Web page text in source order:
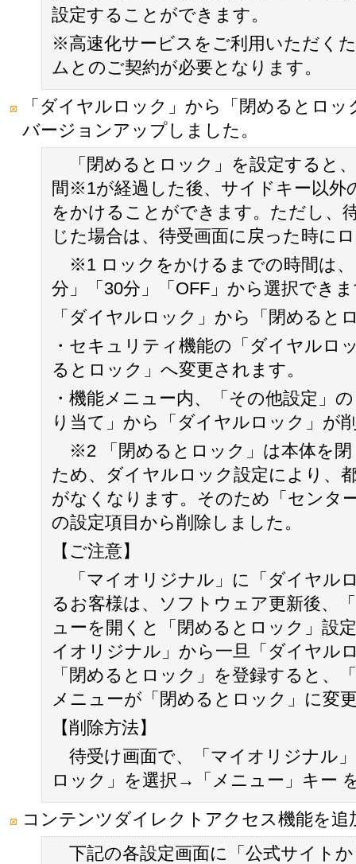
設定することができます。
※高速化サービスをご利用いただく
ムとのご契約が必要となります。
「ダイヤルロック」から「閉めるとロ
バージョンアップしました。
「閉めるとロック」を設定すると
間※1が経過した後、サイドキー以外
をかけることができます。ただし、
じた場合は、待受画面に戻った時に
※1 ロックをかけるまでの時間は、
分」「30分」「OFF」から選択でき
「ダイヤルロック」から「閉めると
・セキュリティ機能の「ダイヤルロ
るとロック」へ変更されます。
・機能メニュー内、「その他設定」
り当て」から「ダイヤルロック」が
※2 「閉めるとロック」は本体を
ため、ダイヤルロック設定により、
がなくなります。そのため「センタ
の設定項目から削除しました。
【ご注意】
「マイオリジナル」に「ダイヤル
るお客様は、ソフトウェア更新後、
ューを開くと「閉めるとロック」設
イオリジナル」から一旦「ダイヤル
「閉めるとロック」を登録すると、
メニューが「閉めるとロック」に変
【削除方法】
待受け画面で、「マイオリジナル
ロック」を選択→「メニュー」キー
コンテンツダイレクトアクセス機能を追
下記の各設定画面に「公式サイト